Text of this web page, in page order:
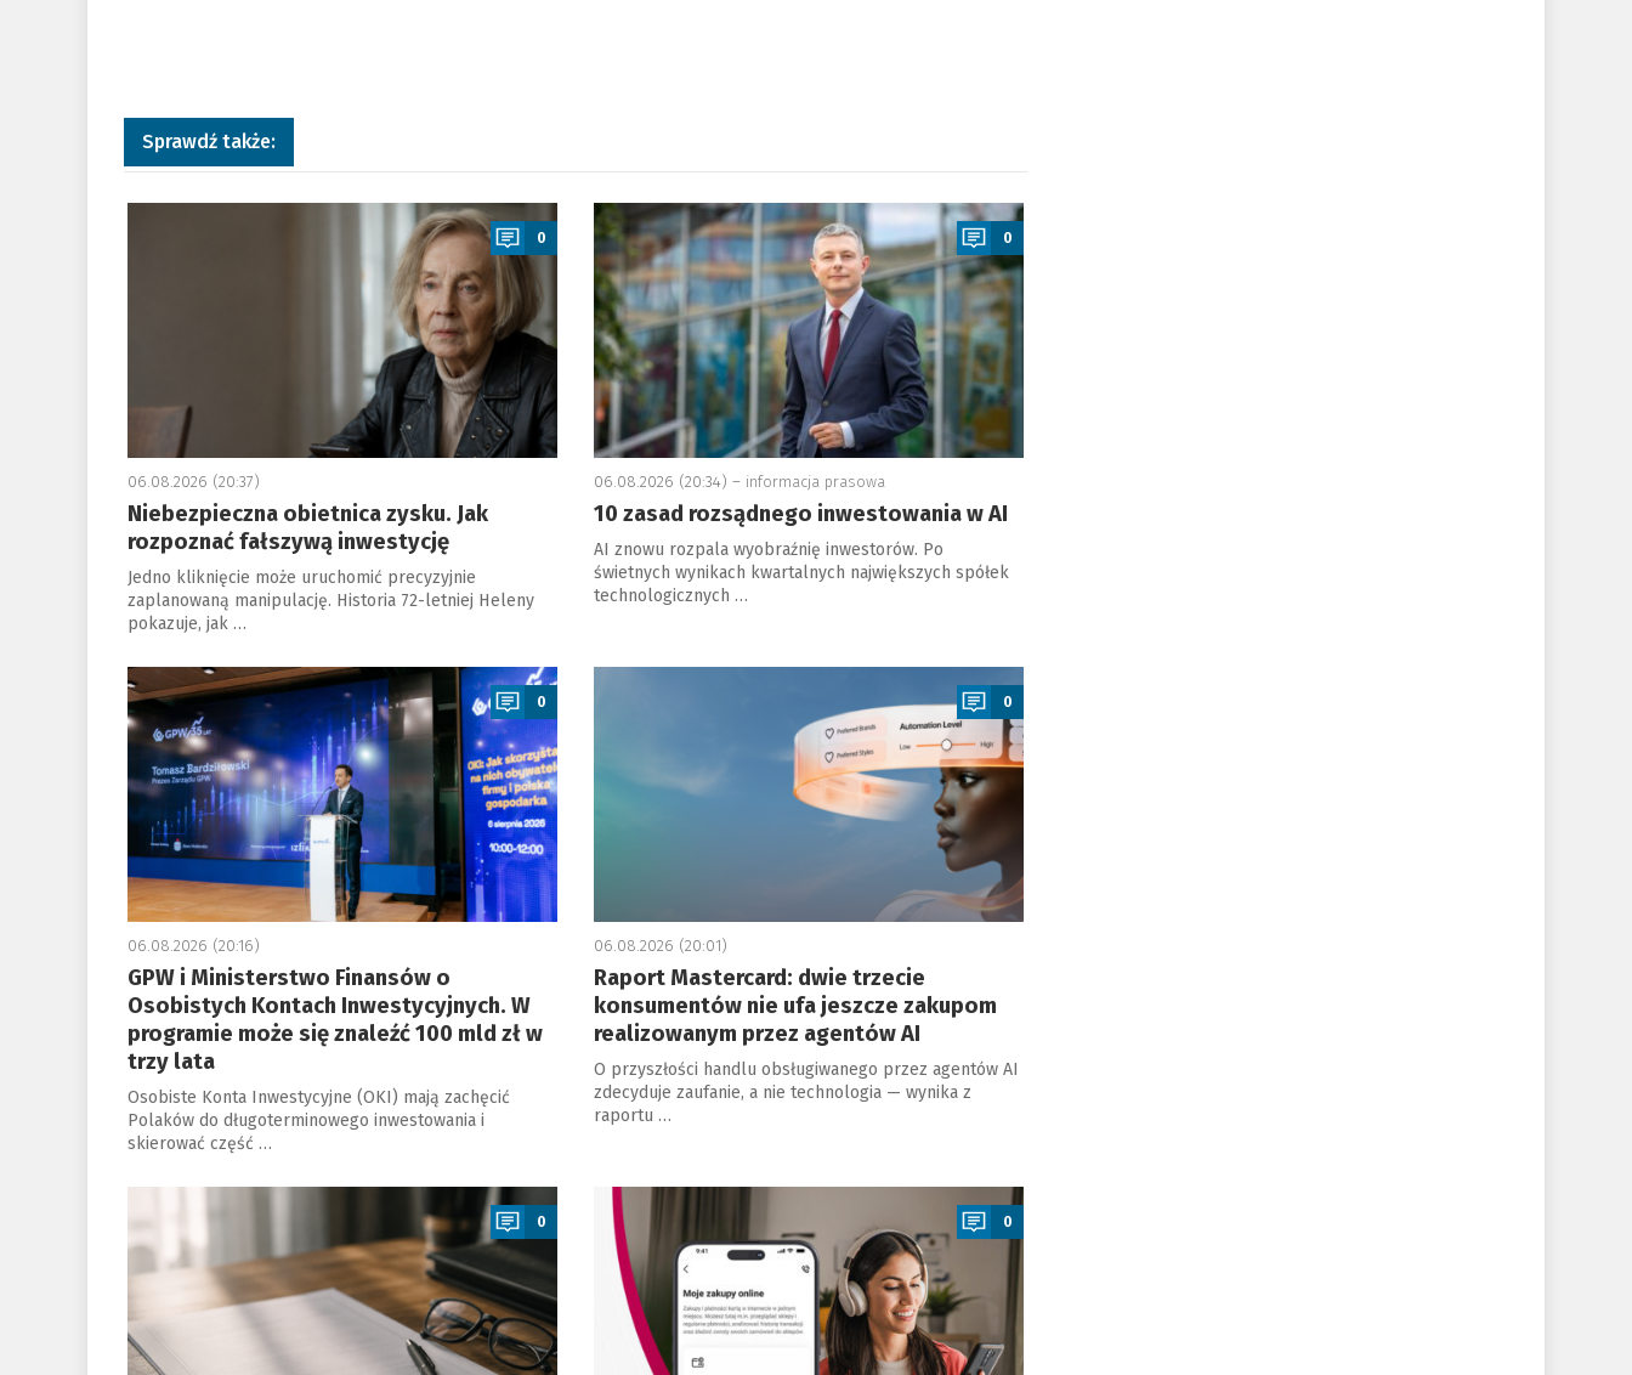
Sprawdź także:
a
0
06.08.2026 (20:37)
Niebezpieczna obietnica zysku. Jak
rozpoznać fałszywą inwestycję
Jedno kliknięcie może uruchomić precyzyjnie
zaplanowaną manipulację. Historia 72-letniej Heleny
pokazuje, jak …
a
0
06.08.2026 (20:34) – informacja prasowa
10 zasad rozsądnego inwestowania w AI
AI znowu rozpala wyobraźnię inwestorów. Po
świetnych wynikach kwartalnych największych spółek
technologicznych …
a
0
06.08.2026 (20:16)
GPW i Ministerstwo Finansów o
Osobistych Kontach Inwestycyjnych. W
programie może się znaleźć 100 mld zł w
trzy lata
Osobiste Konta Inwestycyjne (OKI) mają zachęcić
Polaków do długoterminowego inwestowania i
skierować część …
a
0
06.08.2026 (20:01)
Raport Mastercard: dwie trzecie
konsumentów nie ufa jeszcze zakupom
realizowanym przez agentów AI
O przyszłości handlu obsługiwanego przez agentów AI
zdecyduje zaufanie, a nie technologia — wynika z
raportu …
a
0 0